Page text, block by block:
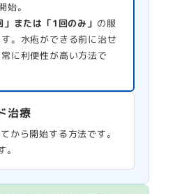
始。
」または「1回のみ」 の服
。水疱ができる前に治せ
に利便性が高い方法で
治療
から開始する方法です。